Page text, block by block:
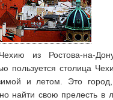
из Ростова-на-
пользуется столица
и летом. Это
найти свою прелесть в